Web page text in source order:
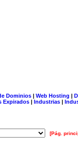
Dominios| Web Hosting |
Expirados | Industrias |
[Pág.